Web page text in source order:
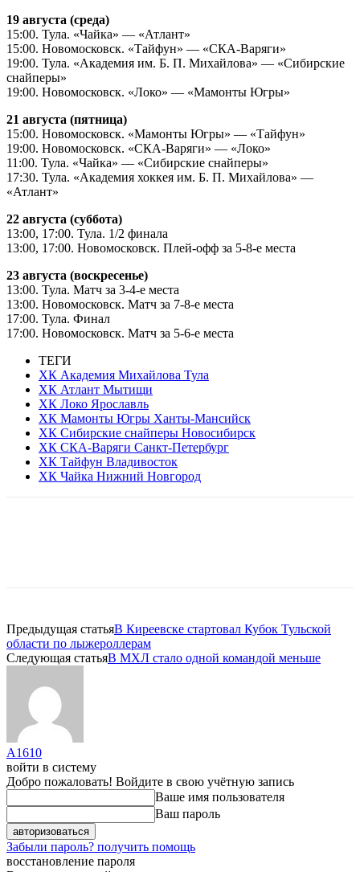
19 августа (среда)
15:00. Тула. «Чайка» — «Атлант»
15:00. Новомосковск. «Тайфун» — «СКА-Варяги»
19:00. Тула. «Академия им. Б. П. Михайлова» — «Сибирские
снайперы»
19:00. Новомосковск. «Локо» — «Мамонты Югры»
21 августа (пятница)
15:00. Новомосковск. «Мамонты Югры» — «Тайфун»
19:00. Новомосковск. «СКА-Варяги» — «Локо»
11:00. Тула. «Чайка» — «Сибирские снайперы»
17:30. Тула. «Академия хоккея им. Б. П. Михайлова» —
«Атлант»
22 августа (суббота)
13:00, 17:00. Тула. 1/2 финала
13:00, 17:00. Новомосковск. Плей-офф за 5-8-е места
23 августа (воскресенье)
13:00. Тула. Матч за 3-4-е места
13:00. Новомосковск. Матч за 7-8-е места
17:00. Тула. Финал
17:00. Новомосковск. Матч за 5-6-е места
ТЕГИ
ХК Академия Михайлова Тула
ХК Атлант Мытищи
ХК Локо Ярославль
ХК Мамонты Югры Ханты-Мансийск
ХК Сибирские снайперы Новосибирск
ХК СКА-Варяги Санкт-Петербург
ХК Тайфун Владивосток
ХК Чайка Нижний Новгород
Предыдущая статьяВ Киреевске стартовал Кубок Тульской
области по лыжероллерам
Следующая статьяВ МХЛ стало одной командой меньше
A1610
войти в систему
Добро пожаловать! Войдите в свою учётную запись
Ваше имя пользователя
Ваш пароль
Забыли пароль? получить помощь
восстановление пароля